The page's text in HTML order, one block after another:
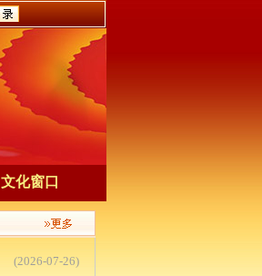
文化窗口
(2026-07-26)